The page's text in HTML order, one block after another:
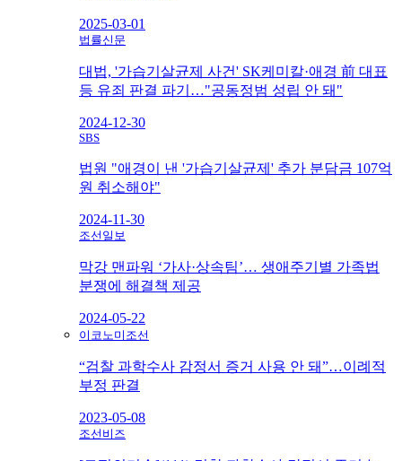
2025-03-01
법률신문
대법, '가습기살균제 사건' SK케미칼·애경 前 대표
등 유죄 판결 파기…"공동정범 성립 안 돼"
2024-12-30
SBS
법원 "애경이 낸 '가습기살균제' 추가 분담금 107억
원 취소해야"
2024-11-30
조선일보
막강 맨파워 ‘가사·상속팀’… 생애주기별 가족법
분쟁에 해결책 제공
2024-05-22
이코노미조선
“검찰 과학수사 감정서 증거 사용 안 돼”…이례적
부정 판결
2023-05-08
조선비즈